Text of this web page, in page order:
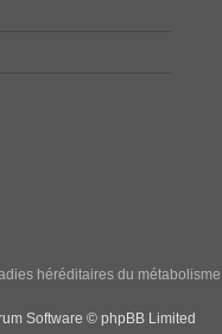
héréditaires du métabolisme
Software © phpBB Limited